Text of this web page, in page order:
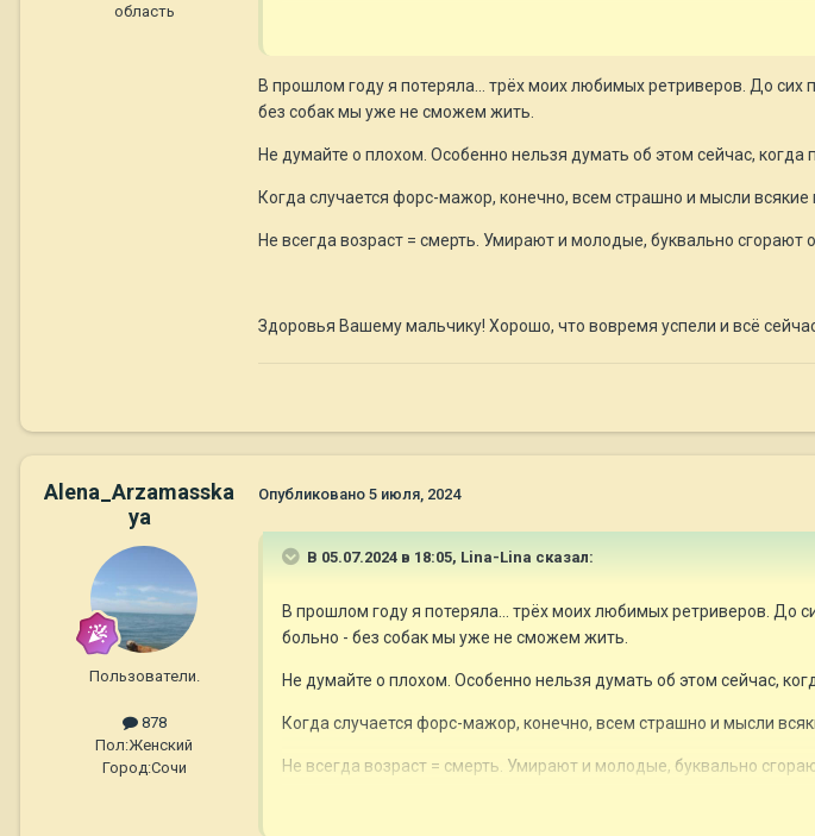
область
поменяли на 3 раза. Может кому поможет наш опыт и сделает
Еще, испытала жуткое состояние внутри...Ситуация, когда ты
Плакала и ругала себя за то, что вообще решилась на то, чтобы
В прошлом году я потеряла... трёх моих любимых ретриверов. До сих
без собак мы уже не сможем жить.
Не думайте о плохом. Особенно нельзя думать об этом сейчас, когда
Когда случается форс-мажор, конечно, всем страшно и мысли
Не всегда возраст = смерть. Умирают и молодые, буквально сгорают
Здоровья Вашему мальчику! Хорошо, что вовремя успели и всё
Alena_Arzamasska
ya
Пользователи.
878
Пол:Женский
Город:Сочи
Опубликовано 5 июля, 2024
В 05.07.2024 в 18:05, Lina-Lina сказал:
В прошлом году я потеряла... трёх моих любимых ретриверов. До
больно - без собак мы уже не сможем жить.
Не думайте о плохом. Особенно нельзя думать об этом сейчас,
Когда случается форс-мажор, конечно, всем страшно и мысли
Не всегда возраст = смерть. Умирают и молодые, буквально